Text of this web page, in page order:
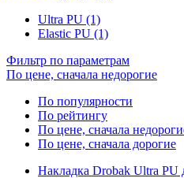
Ultra PU (1)
Elastic PU (1)
Фильтр по параметрам
По цене, сначала недорогие
По популярности
По рейтингу
По цене, сначала
По цене, сначала дорогие
Накладка Drobak Ultra PU